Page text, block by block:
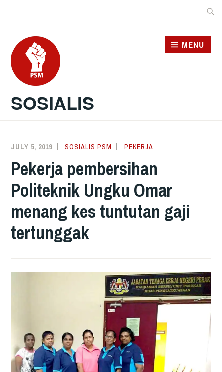
content
SOSIALIS
MENU
JULY 5, 2019 SOSIALIS PSM PEKERJA
Pekerja pembersihan
Politeknik Ungku Omar
menang kes tuntutan gaji
tertunggak